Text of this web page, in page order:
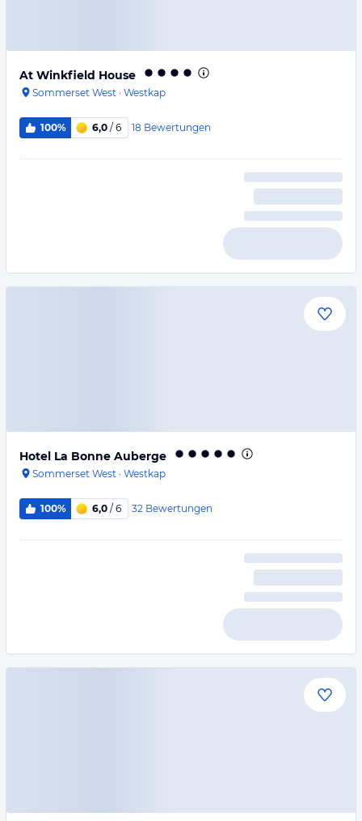
At Winkfield House
Sommerset West · Westkap
100% 6,0 / 6 18 Bewertungen
Hotel La Bonne Auberge
Sommerset West · Westkap
100% 6,0 / 6 32 Bewertungen